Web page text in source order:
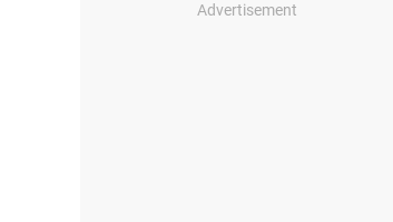
Advertisement